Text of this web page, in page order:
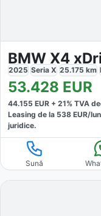
BMW X4
2025 Seria X 25.175 km
53.428 EUR
44.155 EUR + 21% TVA
Leasing de la 538 EUR/
juridice.
Sună